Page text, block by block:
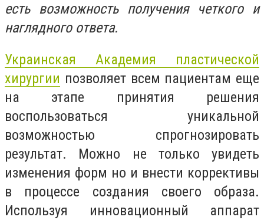
есть возможность получения четкого и
наглядного ответа.
Украинская Академия пластической
хирургии позволяет всем пациентам еще
на этапе принятия решения
воспользоваться уникальной
возможностью спрогнозировать
результат. Можно не только увидеть
изменения форм но и внести коррективы
в процессе создания своего образа.
Используя инновационный аппарат